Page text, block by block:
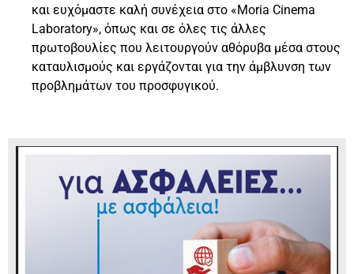
και ευχόμαστε καλή συνέχεια στο «Moria Cinema
Laboratory», όπως και σε όλες τις άλλες
πρωτοβουλίες που λειτουργούν αθόρυβα μέσα στους
καταυλισμούς και εργάζονται για την άμβλυνση των
προβλημάτων του προσφυγικού.